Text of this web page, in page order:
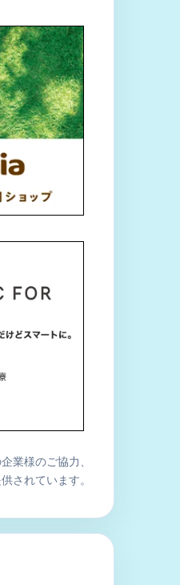
業様のご協力、
されています。